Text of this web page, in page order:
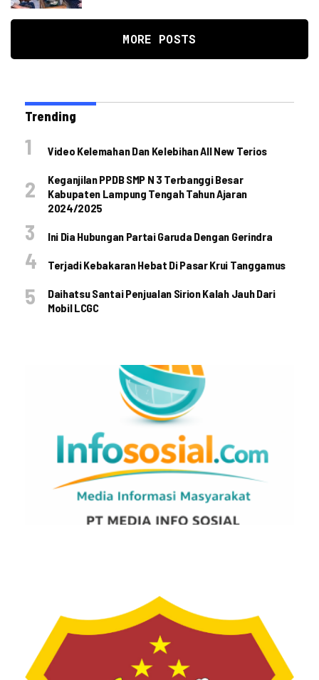
MORE POSTS
Trending
Video Kelemahan Dan Kelebihan All New Terios
Keganjilan PPDB SMP N 3 Terbanggi Besar
Kabupaten Lampung Tengah Tahun Ajaran
2024/2025
Ini Dia Hubungan Partai Garuda Dengan Gerindra
Terjadi Kebakaran Hebat Di Pasar Krui Tanggamus
Daihatsu Santai Penjualan Sirion Kalah Jauh Dari
Mobil LCGC